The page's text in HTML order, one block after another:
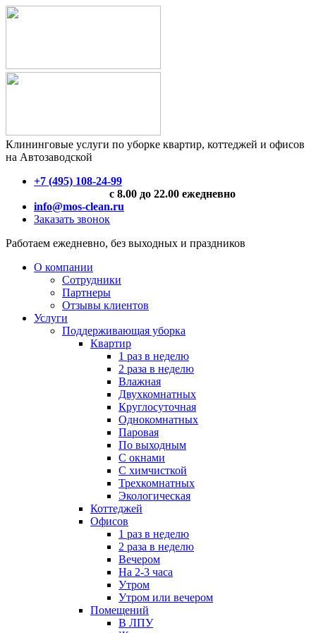
Клининговые услуги по уборке квартир, коттеджей и офисов
на Автозаводской
+7 (495) 108-24-99
с 8.00 до 22.00 ежедневно
info@mos-clean.ru
Заказать звонок
Работаем ежедневно, без выходных и праздников
О компании
Сотрудники
Партнеры
Отзывы клиентов
Услуги
Поддерживающая уборка
Квартир
1 раз в неделю
2 раза в неделю
Влажная
Двухкомнатных
Круглосуточная
Однокомнатных
Паровая
По выходным
С окнами
С химчисткой
Трехкомнатных
Экологическая
Коттеджей
Офисов
1 раз в неделю
2 раза в неделю
Вечером
На 2-3 часа
Утром
Утром или вечером
Помещений
В ЛПУ